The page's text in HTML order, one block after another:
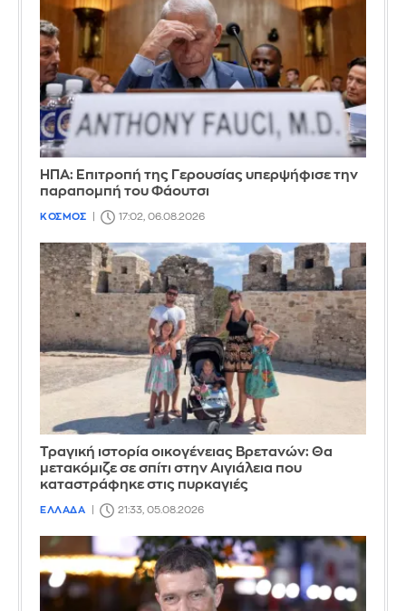
ΗΠΑ: Επιτροπή της Γερουσίας υπερψήφισε την
παραπομπή του Φάουτσι
ΚΟΣΜΟΣ 17:02, 06.08.2026
Τραγική ιστορία οικογένειας Βρετανών: Θα
μετακόμιζε σε σπίτι στην Αιγιάλεια που
καταστράφηκε στις πυρκαγιές
ΕΛΛΑΔΑ 21:33, 05.08.2026